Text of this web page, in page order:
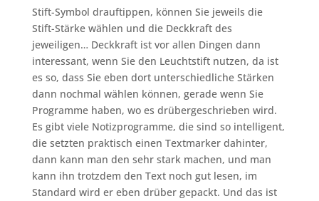
Stift-Symbol drauftippen, können Sie jeweils die
Stift-Stärke wählen und die Deckkraft des
jeweiligen… Deckkraft ist vor allen Dingen dann
interessant, wenn Sie den Leuchtstift nutzen, da ist
es so, dass Sie eben dort unterschiedliche Stärken
dann nochmal wählen können, gerade wenn Sie
Programme haben, wo es drübergeschrieben wird.
Es gibt viele Notizprogramme, die sind so intelligent,
die setzten praktisch einen Textmarker dahinter,
dann kann man den sehr stark machen, und man
kann ihn trotzdem den Text noch gut lesen, im
Standard wird er eben drüber gepackt. Und das ist